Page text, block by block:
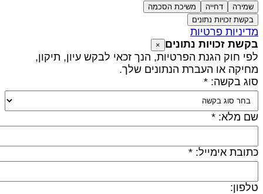
שמירה דחייה
משיכת הסכמה
בקשת זכויות נתונים
פרטיות
זכויות נתונים
חוק הגנת הפרטיות, הנך זכאי לבקש עיון, תיקון,
או העברת הנתונים שלך.
בקשה: *
מלא: *
אימייל: *